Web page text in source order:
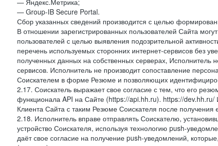
— Яндекс.Метрика;
— Group-IB Secure Portal.
Сбор указанных сведений производится с целью
В отношении зарегистрированных пользователей Сайта
пользователей с целью выявления подозрительной
перечень используемых сторонних интернет-сервисов без
полученных данных на собственных серверах, Исполнитель
сервисов. Исполнитель не производит сопоставление
Соискателем в форме Резюме и позволяющих
2.17. Соискатель выражает свое согласие с тем, что его
функционала API на Сайте (https://api.hh.ru). https://dev.hh.ru/
Клиента Сайта с таким Резюме Соискателя после
2.18. Исполнитель вправе отправлять Соискателю,
устройство Соискателя, используя технологию push-
даёт свое согласие на получение push-уведомлений,